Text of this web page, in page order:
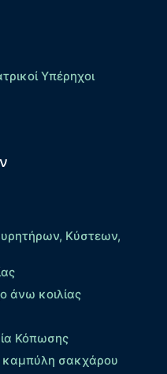
Υπέρηχοι
Κύστεων,
άνω κοιλίας
Κόπωσης
καμπύλη σακχάρου